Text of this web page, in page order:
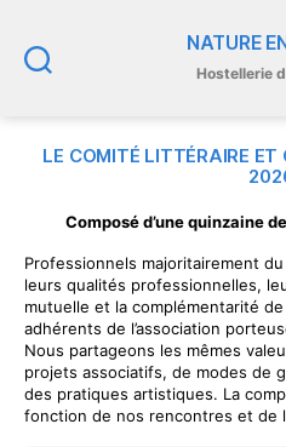
NATURE
Hostellerie
LE COMITÉ LITTÉRAIRE
Composé d’une quinzaine
Professionnels majoritairement
leurs qualités professionnelles,
mutuelle et la complémentarité
adhérents de l’association
Nous partageons les mêmes
projets associatifs, de modes de
des pratiques artistiques. La
fonction de nos rencontres et de